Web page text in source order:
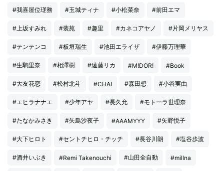
#我喜屋位瑳務 #玉城ティナ #小松菜奈 #前田エマ
#上坂すみれ #装苑 #趣里 #カネコアヤノ #片岡メリヤス
#テンテンコ #板垣瑞生 #池田エライザ #伊藤万理華
#生駒里奈 #相澤樹 #遠藤リカ #M!DOR! #Book
#大友花恋 #松村北斗 #CHAI #森田想 #小谷実由
#エヒラナナエ #少年アヤ #長久允 #モトーラ世理奈
#たなかみさき #矢島沙夜子 #AAAMYYY #矢野悦子
#大下ヒロト #セントチヒロ・チッチ #長谷川朗 #塩谷歩波
#酒井いぶき #Remi Takenouchi #山田全自動 #millna